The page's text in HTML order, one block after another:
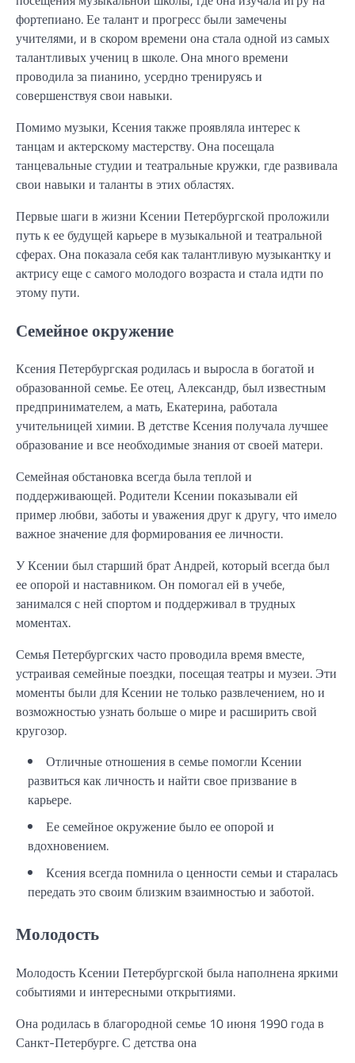
фортепиано. Ее талант и прогресс были замечены
учителями, и в скором времени она стала одной из самых
талантливых учениц в школе. Она много времени
проводила за пианино, усердно тренируясь и
совершенствуя свои навыки.
Помимо музыки, Ксения также проявляла интерес к
танцам и актерскому мастерству. Она посещала
танцевальные студии и театральные кружки, где развивала
свои навыки и таланты в этих областях.
Первые шаги в жизни Ксении Петербургской проложили
путь к ее будущей карьере в музыкальной и театральной
сферах. Она показала себя как талантливую музыкантку и
актрису еще с самого молодого возраста и стала идти по
этому пути.
Семейное окружение
Ксения Петербургская родилась и выросла в богатой и
образованной семье. Ее отец, Александр, был известным
предпринимателем, а мать, Екатерина, работала
учительницей химии. В детстве Ксения получала лучшее
образование и все необходимые знания от своей матери.
Семейная обстановка всегда была теплой и
поддерживающей. Родители Ксении показывали ей
пример любви, заботы и уважения друг к другу, что имело
важное значение для формирования ее личности.
У Ксении был старший брат Андрей, который всегда был
ее опорой и наставником. Он помогал ей в учебе,
занимался с ней спортом и поддерживал в трудных
моментах.
Семья Петербургских часто проводила время вместе,
устраивая семейные поездки, посещая театры и музеи. Эти
моменты были для Ксении не только развлечением, но и
возможностью узнать больше о мире и расширить свой
кругозор.
Отличные отношения в семье помогли Ксении
развиться как личность и найти свое призвание в
карьере.
Ее семейное окружение было ее опорой и
вдохновением.
Ксения всегда помнила о ценности семьи и старалась
передать это своим близким взаимностью и заботой.
Молодость
Молодость Ксении Петербургской была наполнена яркими
событиями и интересными открытиями.
Она родилась в благородной семье 10 июня 1990 года в
Санкт-Петербурге. С детства она